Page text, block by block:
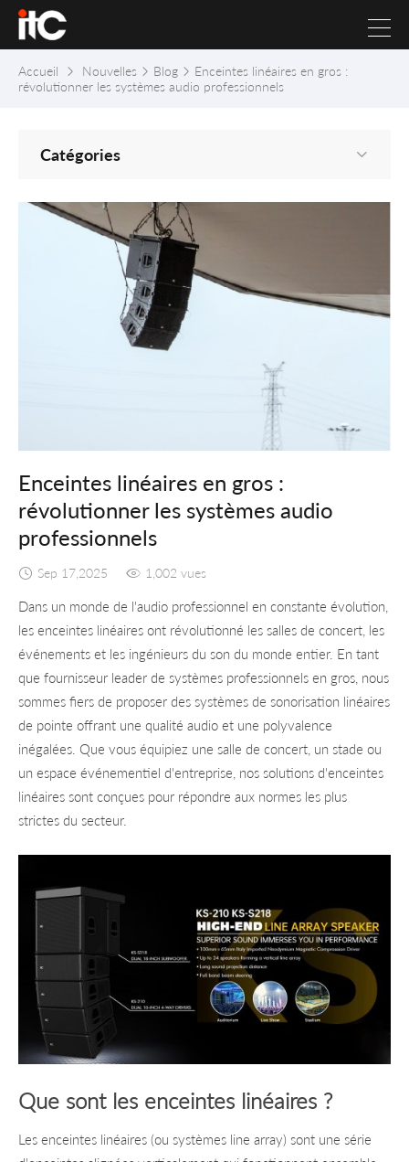
Accueil Nouvelles Blog
Enceintes linéaires en gros :
révolutionner les systèmes audio professionnels
Enceintes linéaires en gros :
révolutionner les systèmes audio
professionnels
Sep 17,2025 1,002 vues
Dans un monde de l'audio professionnel en constante évolution,
les enceintes linéaires ont révolutionné les salles de concert, les
événements et les ingénieurs du son du monde entier. En tant
que fournisseur leader de systèmes professionnels en gros, nous
sommes fiers de proposer des systèmes de sonorisation linéaires
de pointe offrant une qualité audio et une polyvalence
inégalées. Que vous équipiez une salle de concert, un stade ou
un espace événementiel d'entreprise, nos solutions d'enceintes
linéaires sont conçues pour répondre aux normes les plus
strictes du secteur.
Que sont les enceintes linéaires ?
Les enceintes linéaires (ou systèmes line array) sont une série
Catégories